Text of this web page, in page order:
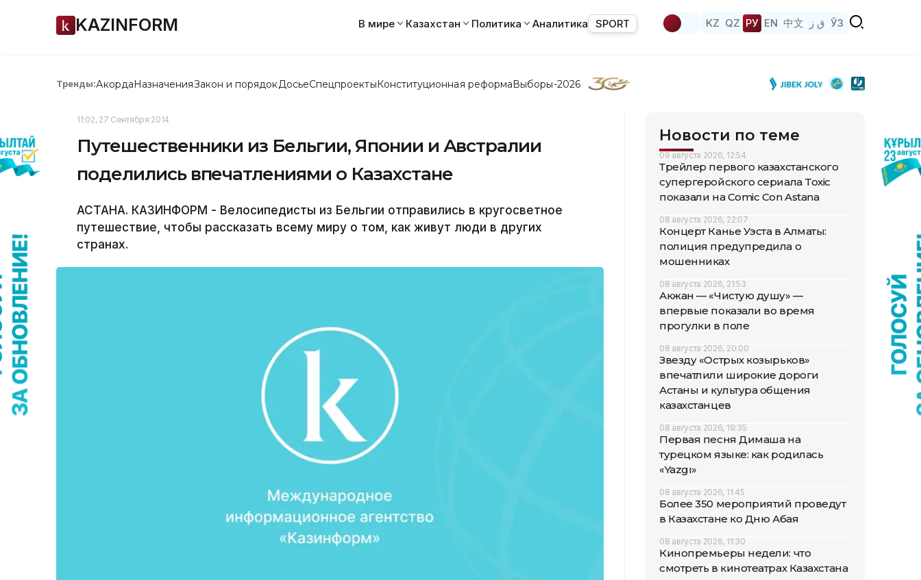
KAZINFORM В мире Казахстан Политика Аналитика SPORT KZ QZ РУ EN 中文 ق ز ЎЗ
Тренды:АкордаНазначенияЗакон и порядок ДосьеСпецпроектыКонституционная реформаВыборы-2026
11:02, 27 Сентября 2014
Путешественники из Бельгии, Японии и Австралии
поделились впечатлениями о Казахстане
АСТАНА. КАЗИНФОРМ - Велосипедисты из Бельгии отправились в кругосветное
путешествие, чтобы рассказать всему миру о том, как живут люди в других
странах.
Новости по теме
09 августа 2026, 12:54
Трейлер первого казахстанского
супергеройского сериала Toxic
показали на Comic Con Astana
08 августа 2026, 22:07
Концерт Канье Уэста в Алматы:
полиция предупредила о
мошенниках
08 августа 2026, 21:53
Акжан — «Чистую душу» —
впервые показали во время
прогулки в поле
08 августа 2026, 20:00
Звезду «Острых козырьков»
впечатлили широкие дороги
Астаны и культура общения
казахстанцев
08 августа 2026, 19:35
Первая песня Димаша на
турецком языке: как родилась
«Yazgı»
08 августа 2026, 11:45
Более 350 мероприятий проведут
в Казахстане ко Дню Абая
08 августа 2026, 11:30
Кинопремьеры недели: что
смотреть в кинотеатрах Казахстана